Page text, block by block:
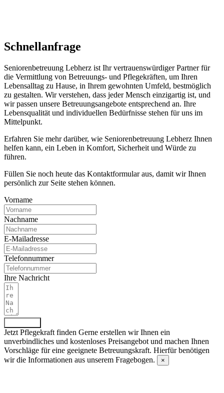
Schnell­anfrage
Seniorenbetreuung Lebherz ist Ihr vertrauenswürdiger Partner für
die Vermittlung von Betreuungs- und Pflegekräften, um Ihren
Lebensalltag zu Hause, in Ihrem gewohnten Umfeld, bestmöglich
zu gestalten. Wir verstehen, dass jeder Mensch einzigartig ist, und
wir passen unsere Betreuungsangebote entsprechend an. Ihre
Lebensqualität und individuellen Bedürfnisse stehen für uns im
Mittelpunkt.
Erfahren Sie mehr darüber, wie Seniorenbetreuung Lebherz Ihnen
helfen kann, ein Leben in Komfort, Sicherheit und Würde zu
führen.
Füllen Sie noch heute das Kontaktformular aus, damit wir Ihnen
persönlich zur Seite stehen können.
Vorname
Nachname
E-Mailadresse
Telefonnummer
Ihre Nachricht
Jetzt Pflegekraft finden Gerne erstellen wir Ihnen ein
unverbindliches und kostenloses Preisangebot und machen Ihnen
Vorschläge für eine geeignete Betreuungskraft. Hierfür benötigen
wir die Informationen aus unserem Fragebogen.
×